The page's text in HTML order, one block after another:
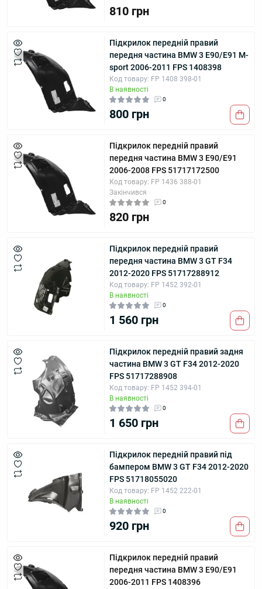
810 грн
Підкрилок передній правий
передня частина BMW 3 E90/E91 M-
sport 2006-2011 FPS 1408398
Код товару: FP 1408 398-01
В наявності
0
800 грн
Підкрилок передній правий
передня частина BMW 3 E90/E91
2006-2008 FPS 51717172500
Код товару: FP 1436 388-01
Закінчився
0
820 грн
Підкрилок передній правий
передня частина BMW 3 GT F34
2012-2020 FPS 51717288912
Код товару: FP 1452 392-01
В наявності
0
1 560 грн
Підкрилок передній правий задня
частина BMW 3 GT F34 2012-2020
FPS 51717288908
Код товару: FP 1452 394-01
В наявності
0
1 650 грн
Підкрилок передній правий під
бампером BMW 3 GT F34 2012-2020
FPS 51718055020
Код товару: FP 1452 222-01
В наявності
0
920 грн
Підкрилок передній правий
передня частина BMW 3 E90/E91
2006-2011 FPS 1408396